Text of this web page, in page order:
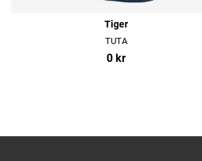
Tiger
TUTA
0 kr